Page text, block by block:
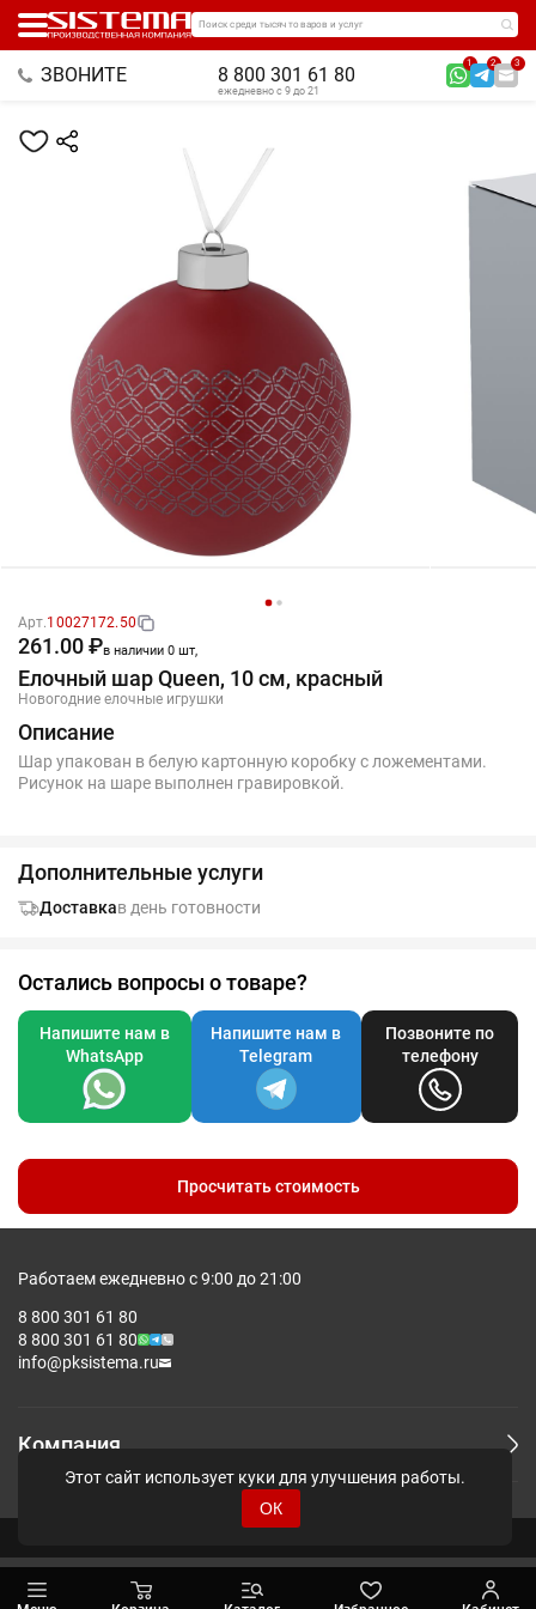
Поиск среди тысяч товаров и услуг
ЗВОНИТЕ 8 800 301 61 80
1 2 3
ежедневно с 9 до 21
Арт.10027172.50
261.00 ₽в наличии 0 шт,
Елочный шар Queen, 10 см, красный
Новогодние елочные игрушки
Описание
Шар упакован в белую картонную коробку с ложементами.
Рисунок на шаре выполнен гравировкой.
Дополнительные услуги
Доставкав день готовности
Остались вопросы о товаре?
Напишите нам в
WhatsApp
Напишите нам в
Telegram
Позвоните по
телефону
Просчитать стоимость
Работаем ежедневно с 9:00 до 21:00
8 800 301 61 80
8 800 301 61 80
info@pksistema.ru
Компания
Этот сайт использует куки для улучшения работы.
ОК